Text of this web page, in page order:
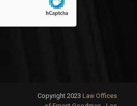
Copyright 2023 Law Offices